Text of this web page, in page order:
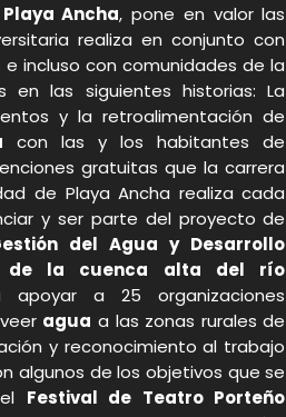
Ancha, pone en valor las
realiza en conjunto con
incluso con comunidades de la
en las siguientes historias: La
y la retroalimentación de
con las y los habitantes de
gratuitas que la carrera
de Playa Ancha realiza cada
y ser parte del proyecto de
del Agua y Desarrollo
de la cuenca alta del río
a 25 organizaciones
agua a las zonas rurales de
y reconocimiento al trabajo
algunos de los objetivos que se
Festival de Teatro Porteño